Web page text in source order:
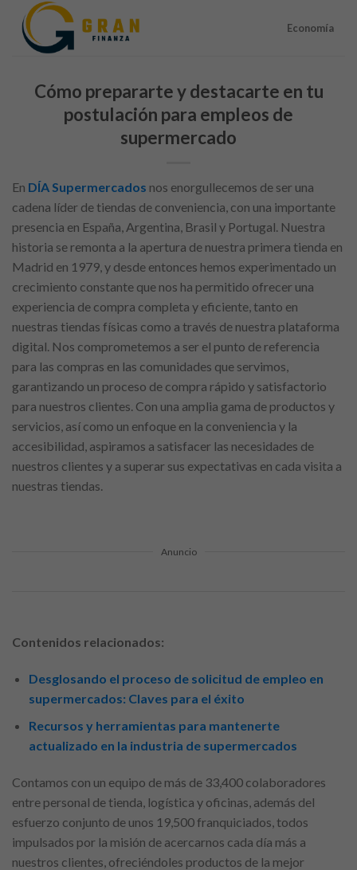
content
Economía
Cómo prepararte y destacarte en tu
postulación para empleos de
supermercado
En DÍA Supermercados nos enorgullecemos de ser una
cadena líder de tiendas de conveniencia, con una importante
presencia en España, Argentina, Brasil y Portugal. Nuestra
historia se remonta a la apertura de nuestra primera tienda en
Madrid en 1979, y desde entonces hemos experimentado un
crecimiento constante que nos ha permitido ofrecer una
experiencia de compra completa y eficiente, tanto en
nuestras tiendas físicas como a través de nuestra plataforma
digital. Nos comprometemos a ser el punto de referencia
para las compras en las comunidades que servimos,
garantizando un proceso de compra rápido y satisfactorio
para nuestros clientes. Con una amplia gama de productos y
servicios, así como un enfoque en la conveniencia y la
accesibilidad, aspiramos a satisfacer las necesidades de
nuestros clientes y a superar sus expectativas en cada visita a
nuestras tiendas.
Anuncio
Contenidos relacionados:
Desglosando el proceso de solicitud de empleo en
supermercados: Claves para el éxito
Recursos y herramientas para mantenerte
actualizado en la industria de supermercados
Contamos con un equipo de más de 33,400 colaboradores
entre personal de tienda, logística y oficinas, además del
esfuerzo conjunto de unos 19,500 franquiciados, todos
impulsados por la misión de acercarnos cada día más a
nuestros clientes, ofreciéndoles productos de la mejor